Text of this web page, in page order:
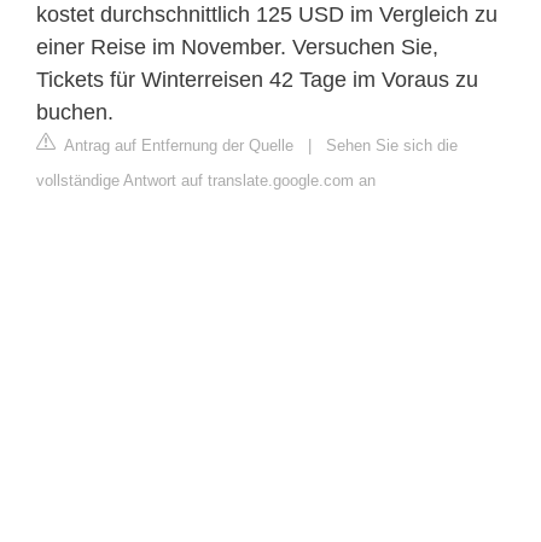
kostet durchschnittlich 125 USD im Vergleich zu
einer Reise im November. Versuchen Sie,
Tickets für Winterreisen 42 Tage im Voraus zu
buchen.
Antrag auf Entfernung der Quelle | Sehen Sie sich die
vollständige Antwort auf translate.google.com an